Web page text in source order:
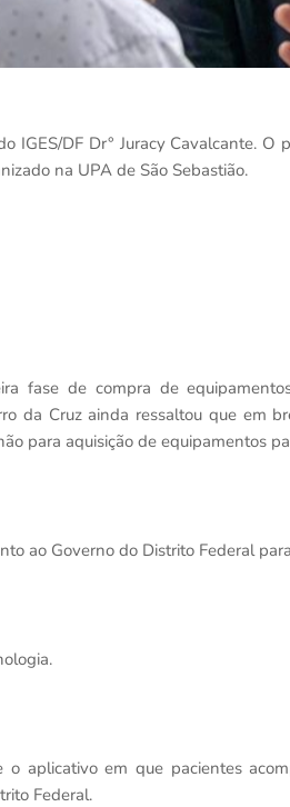
IGES/DF Dr° Juracy Cavalcante.
na UPA de São Sebastião.
fase de compra de
da Cruz ainda ressaltou que em
para aquisição de equipamentos
ao Governo do Distrito Federal
o aplicativo em que pacientes
Federal.